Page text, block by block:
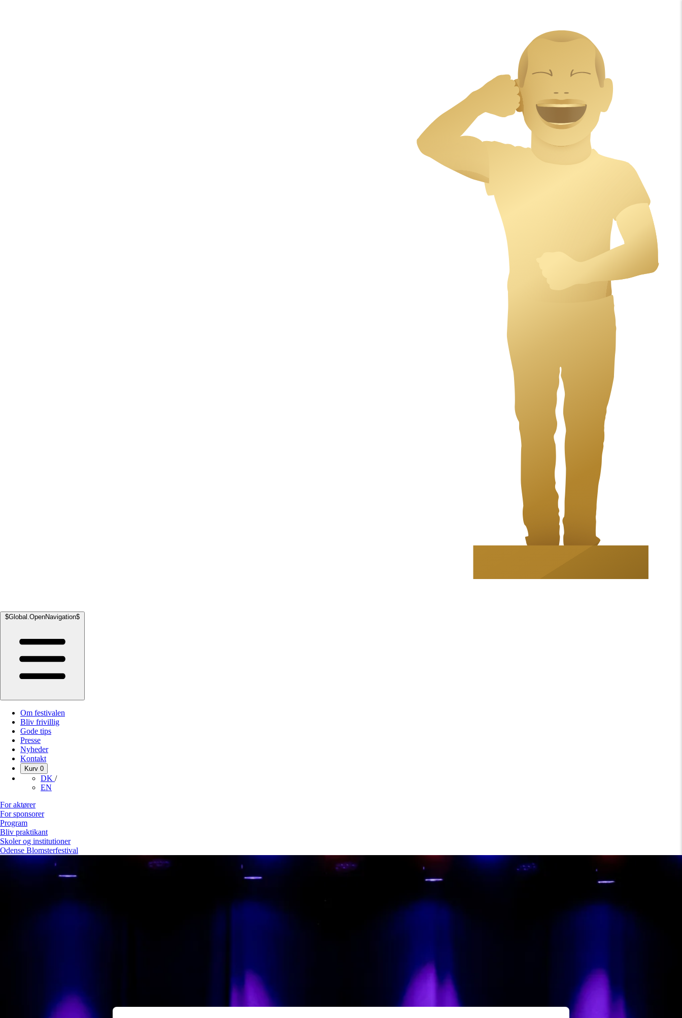
$Global.OpenNavigation$
Om festivalen
Bliv frivillig
Gode tips
Presse
Nyheder
Kontakt
Kurv 0
DK /
EN
For aktører
For sponsorer
Program
Bliv praktikant
Skoler og institutioner
Odense Blomsterfestival